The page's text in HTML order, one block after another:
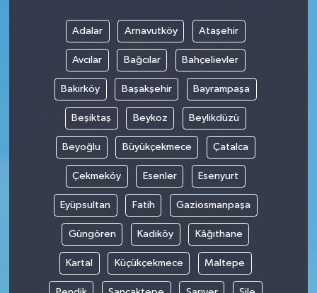
Adalar Arnavutköy Ataşehir
Avcılar Bağcılar Bahçelievler
Bakırköy Başakşehir Bayrampaşa
Beşiktaş Beykoz Beylikdüzü
Beyoğlu Büyükçekmece Çatalca
Çekmeköy Esenler Esenyurt
Eyüpsultan Fatih Gaziosmanpaşa
Güngören Kadıköy Kâğıthane
Kartal Küçükçekmece Maltepe